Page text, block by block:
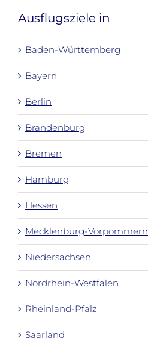
Ausflugsziele in
Baden-Württemberg
Bayern
Berlin
Brandenburg
Bremen
Hamburg
Hessen
Mecklenburg-Vorpommern
Niedersachsen
Nordrhein-Westfalen
Rheinland-Pfalz
Saarland